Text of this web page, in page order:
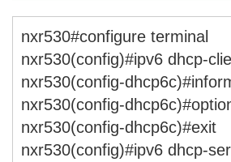
nxr530#configure terminal
nxr530(config)#ipv6 dhcp-
nxr530(config-
nxr530(config-
nxr530(config-dhcp6c)#exit
nxr530(config)#ipv6 dhcp-